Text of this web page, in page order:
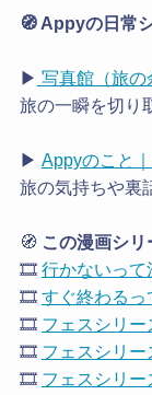
🧭 Appyの日常
▶ 写真館（旅の
旅の一瞬を切り
▶ Appyのこと
旅の気持ちや裏
🧭 この漫画シ
🎞️ 行かないって
🎞️ すぐ終わるっ
🎞️ フェスシリ
🎞️ フェスシリ
🎞️ フェスシリ